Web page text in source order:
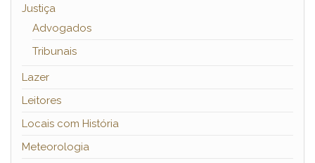
Justiça
Advogados
Tribunais
Lazer
Leitores
Locais com História
Meteorologia